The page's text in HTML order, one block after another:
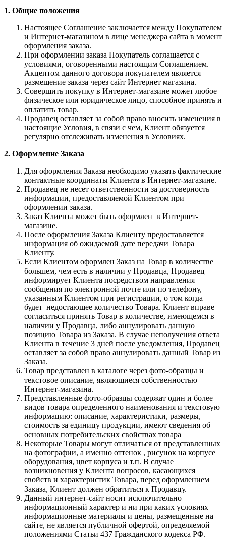
1. Общие положения
Настоящее Соглашение заключается между Покупателем
и Интернет-магазином в лице менеджера сайта в момент
оформления заказа.
При оформлении заказа Покупатель соглашается с
условиями, оговоренными настоящим Соглашением.
Акцептом данного договора покупателем является
размещение заказа через сайт Интернет магазина.
Совершить покупку в Интернет-магазине может любое
физическое или юридическое лицо, способное принять и
оплатить товар.
Продавец оставляет за собой право вносить изменения в
настоящие Условия, в связи с чем, Клиент обязуется
регулярно отслеживать изменения в Условиях.
2. Оформление Заказа
Для оформления Заказа необходимо указать фактические
контактные координаты Клиента в Интернет-магазине.
Продавец не несет ответственности за достоверность
информации, предоставляемой Клиентом при
оформлении заказа.
Заказ Клиента может быть оформлен в Интернет-
магазине.
После оформления Заказа Клиенту предоставляется
информация об ожидаемой дате передачи Товара
Клиенту.
Если Клиентом оформлен Заказ на Товар в количестве
большем, чем есть в наличии у Продавца, Продавец
информирует Клиента посредством направления
сообщения по электронной почте или по телефону,
указанным Клиентом при регистрации, о том когда
будет недостающее количество Товара. Клиент вправе
согласиться принять Товар в количестве, имеющемся в
наличии у Продавца, либо аннулировать данную
позицию Товара из Заказа. В случае неполучения ответа
Клиента в течение 3 дней после уведомления, Продавец
оставляет за собой право аннулировать данный Товар из
Заказа.
Товар представлен в каталоге через фото-образцы и
текстовое описание, являющиеся собственностью
Интернет-магазина.
Представленные фото-образцы содержат один и более
видов товара определенного наименования и текстовую
информацию: описание, характеристики, размеры,
стоимость за единицу продукции, имеют сведения об
основных потребительских свойствах товара
Некоторые Товары могут отличаться от представленных
на фотографии, а именно оттенок , рисунок на корпусе
оборудования, цвет корпуса и т.п. В случае
возникновения у Клиента вопросов, касающихся
свойств и характеристик Товара, перед оформлением
Заказа, Клиент должен обратиться к Продавцу.
Данный интернет-сайт носит исключительно
информационный характер и ни при каких условиях
информационные материалы и цены, размещенные на
сайте, не является публичной офертой, определяемой
положениями Статьи 437 Гражданского кодекса РФ.